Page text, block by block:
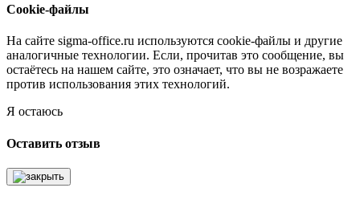
Cookie-файлы
На сайте sigma-office.ru используются cookie-файлы и другие
аналогичные технологии. Если, прочитав это сообщение, вы
остаётесь на нашем сайте, это означает, что вы не возражаете
против использования этих технологий.
Я остаюсь
Оставить отзыв